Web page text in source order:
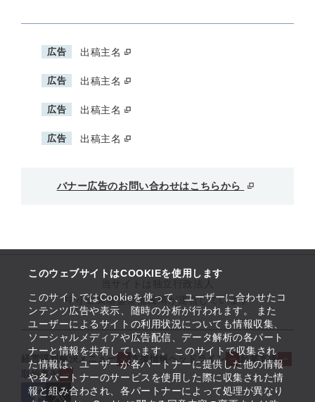
このウェブサイトはCOOKIEを使用します
このサイトではCookieを使って、ユーザーに合わせたコ
ンテンツ広告や表示、随時の分析が行われます。 また
ユーザーによるサイトの利用状況についても情報収集、
ソーシャルメディアや広告配信、データ解析の各パート
ナーと情報を共有しています。 このサイトで収集され
た情報は、ユーザーが各パートナーに提供した他の情報
や各パートナーのサービスを使用した際に収集された情
報と組み合わされ、各パートナーによって処理が異なり
広告 出稿主名
広告 出稿主名
広告 出稿主名
広告 出稿主名
バナー広告のお問い合わせはこちらから
中小企業基盤整備機構が運営しています
経営課題解決メニュー 支援情報ヘッドライン
起業支援
取組事例